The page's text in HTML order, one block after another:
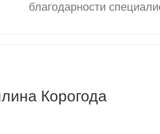
благодарности
Корогода